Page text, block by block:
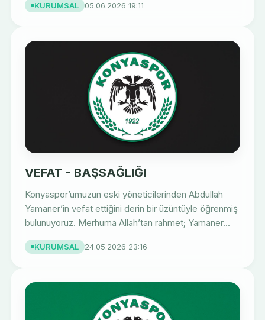
KURUMSAL 05.06.2026 19:11
VEFAT - BAŞSAĞLIĞI
Konyaspor’umuzun eski yöneticilerinden Abdullah
Yamaner’in vefat ettiğini derin bir üzüntüyle öğrenmiş
bulunuyoruz. Merhuma Allah’tan rahmet; Yamaner...
KURUMSAL 24.05.2026 23:16